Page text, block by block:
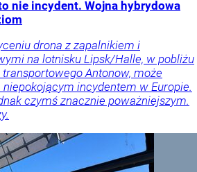
nie incydent. Wojna hybrydowa
drona z zapalnikiem i
na lotnisku Lipsk/Halle, w pobliżu
Antonow, może
incydentem w Europie.
czymś znacznie poważniejszym.